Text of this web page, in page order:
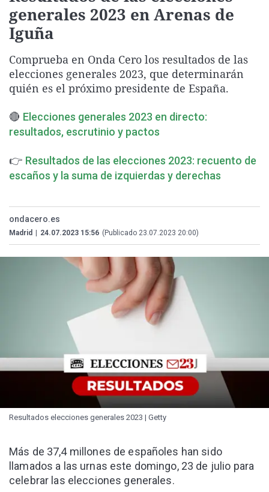
La rosa de los vientos
Caso
Operación Viuda Negra
Extremadura
Navarra
País Vasco
Virales
generales 2023 en Arenas de
Iguña
Comprueba en Onda Cero los resultados de las
elecciones generales 2023, que determinarán
quién es el próximo presidente de España.
🔴 Elecciones generales 2023 en directo:
resultados, escrutinio y pactos
👉 Resultados de las elecciones 2023: recuento de
escaños y la suma de izquierdas y derechas
ondacero.es
Madrid 24.07.2023 15:56 (Publicado 23.07.2023 20:00)
Resultados elecciones generales 2023 | Getty
Más de 37,4 millones de españoles han sido
llamados a las urnas este domingo, 23 de julio para
celebrar las elecciones generales.